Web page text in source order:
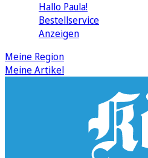
Hallo Paula!
Bestellservice
Anzeigen
Meine Region
Meine Artikel